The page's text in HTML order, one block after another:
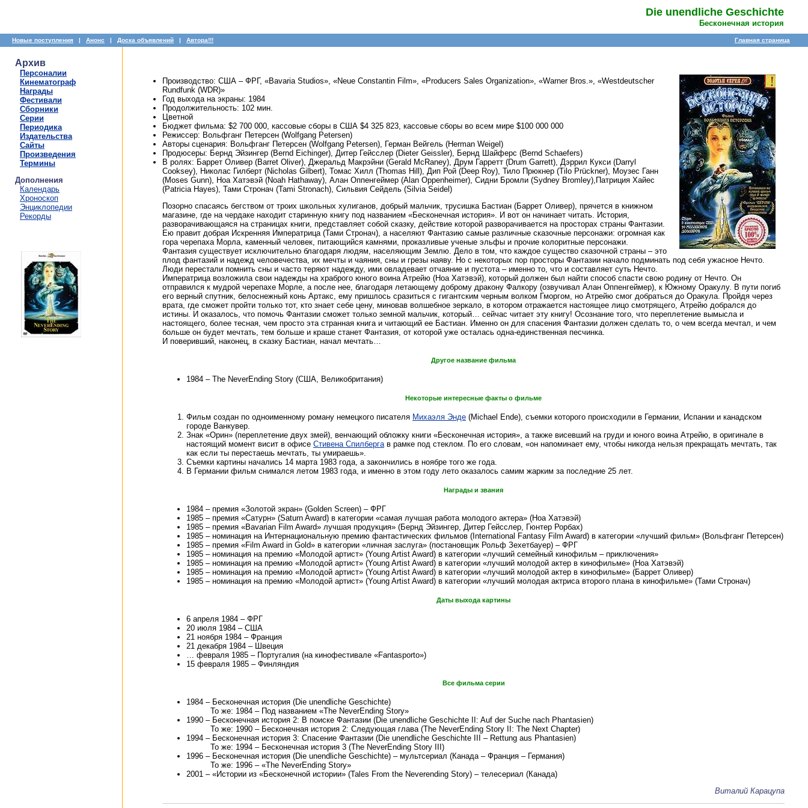
Die unendliche Geschichte
Бесконечная история
Новые поступления | Анонс | Доска объявлений | Автора!!! Главная страница
Архив
Персоналии
Кинематограф
Награды
Фестивали
Сборники
Серии
Периодика
Издательства
Сайты
Произведения
Термины
Дополнения
Календарь
Хроноскоп
Энциклопедии
Рекорды
Производство: США – ФРГ, «Bavaria Studios», «Neue Constantin Film», «Producers Sales Organization», «Warner Bros.», «Westdeutscher
Rundfunk (WDR)»
Год выхода на экраны: 1984
Продолжительность: 102 мин.
Цветной
Бюджет фильма: $2 700 000, кассовые сборы в США $4 325 823, кассовые сборы во всем мире $100 000 000
Режиссер: Вольфганг Петерсен (Wolfgang Petersen)
Авторы сценария: Вольфганг Петерсен (Wolfgang Petersen), Герман Вейгель (Herman Weigel)
Продюсеры: Бернд Эйзингер (Bernd Eichinger), Дитер Гейсслер (Dieter Geissler), Бернд Шайферс (Bernd Schaefers)
В ролях: Баррет Оливер (Barret Oliver), Джеральд Макрэйни (Gerald McRaney), Друм Гарретт (Drum Garrett), Дэррил Кукси (Darryl
Cooksey), Николас Гилберт (Nicholas Gilbert), Томас Хилл (Thomas Hill), Дип Рой (Deep Roy), Тило Прюкнер (Tilo Prückner), Моузес Ганн
(Moses Gunn), Ноа Хатэвэй (Noah Hathaway), Алан Оппенгеймер (Alan Oppenheimer), Сидни Бромли (Sydney Bromley),Патриция Хайес
(Patricia Hayes), Тами Стронач (Tami Stronach), Сильвия Сейдель (Silvia Seidel)
Позорно спасаясь бегством от троих школьных хулиганов, добрый мальчик, трусишка Бастиан (Баррет Оливер), прячется в книжном
магазине, где на чердаке находит старинную книгу под названием «Бесконечная история». И вот он начинает читать. История,
разворачивающаяся на страницах книги, представляет собой сказку, действие которой разворачивается на просторах страны Фантазии.
Ею правит добрая Искренняя Императрица (Тами Стронач), а населяют Фантазию самые различные сказочные персонажи: огромная как
гора черепаха Морла, каменный человек, питающийся камнями, проказливые ученые эльфы и прочие колоритные персонажи.
Фантазия существует исключительно благодаря людям, населяющим Землю. Дело в том, что каждое существо сказочной страны – это
плод фантазий и надежд человечества, их мечты и чаяния, сны и грезы наяву. Но с некоторых пор просторы Фантазии начало подминать под себя ужасное Нечто.
Люди перестали помнить сны и часто теряют надежду, ими овладевает отчаяние и пустота – именно то, что и составляет суть Нечто.
Императрица возложила свои надежды на храброго юного воина Атрейю (Ноа Хатэвэй), который должен был найти способ спасти свою родину от Нечто. Он
отправился к мудрой черепахе Морле, а после нее, благодаря летающему доброму дракону Фалкору (озвучивал Алан Оппенгеймер), к Южному Оракулу. В пути погиб
его верный спутник, белоснежный конь Артакс, ему пришлось сразиться с гигантским черным волком Гморгом, но Атрейю смог добраться до Оракула. Пройдя через
врата, где сможет пройти только тот, кто знает себе цену, миновав волшебное зеркало, в котором отражается настоящее лицо смотрящего, Атрейю добрался до
истины. И оказалось, что помочь Фантазии сможет только земной мальчик, который… сейчас читает эту книгу! Осознание того, что переплетение вымысла и
настоящего, более тесная, чем просто эта странная книга и читающий ее Бастиан. Именно он для спасения Фантазии должен сделать то, о чем всегда мечтал, и чем
больше он будет мечтать, тем больше и краше станет Фантазия, от которой уже осталась одна-единственная песчинка.
И поверивший, наконец, в сказку Бастиан, начал мечтать…
Другое название фильма
1984 – The NeverEnding Story (США, Великобритания)
Некоторые интересные факты о фильме
Фильм создан по одноименному роману немецкого писателя Михаэля Энде (Michael Ende), съемки которого происходили в Германии, Испании и канадском
городе Ванкувер.
Знак «Орин» (переплетение двух змей), венчающий обложку книги «Бесконечная история», а также висевший на груди и юного воина Атрейю, в оригинале в
настоящий момент висит в офисе Стивена Спилбергав рамке под стеклом. По его словам, «он напоминает ему, чтобы никогда нельзя прекращать мечтать, так
как если ты перестаешь мечтать, ты умираешь».
Съемки картины начались 14 марта 1983 года, а закончились в ноябре того же года.
В Германии фильм снимался летом 1983 года, и именно в этом году лето оказалось самим жарким за последние 25 лет.
Награды и звания
1984 – премия «Золотой экран» (Golden Screen) – ФРГ
1985 – премия «Сатурн» (Saturn Award) в категории «самая лучшая работа молодого актера» (Ноа Хатэвэй)
1985 – премия «Bavarian Film Award» лучшая продукция» (Бернд Эйзингер, Дитер Гейсслер, Гюнтер Рорбах)
1985 – номинация на Интернациональную премию фантастических фильмов (International Fantasy Film Award) в категории «лучший фильм» (Вольфганг Петерсен)
1985 – премия «Film Award in Gold» в категории «личная заслуга» (постановщик Рольф Зехетбауер) – ФРГ
1985 – номинация на премию «Молодой артист» (Young Artist Award) в категории «лучший семейный кинофильм – приключения»
1985 – номинация на премию «Молодой артист» (Young Artist Award) в категории «лучший молодой актер в кинофильме» (Ноа Хатэвэй)
1985 – номинация на премию «Молодой артист» (Young Artist Award) в категории «лучший молодой актер в кинофильме» (Баррет Оливер)
1985 – номинация на премию «Молодой артист» (Young Artist Award) в категории «лучший молодая актриса второго плана в кинофильме» (Тами Стронач)
Даты выхода картины
6 апреля 1984 – ФРГ
20 июля 1984 – США
21 ноября 1984 – Франция
21 декабря 1984 – Швеция
… февраля 1985 – Португалия (на кинофестивале «Fantasporto»)
15 февраля 1985 – Финляндия
Все фильма серии
1984 – Бесконечная история (Die unendliche Geschichte)
То же: 1984 – Под названием «The NeverEnding Story»
1990 – Бесконечная история 2: В поиске Фантазии (Die unendliche Geschichte II: Auf der Suche nach Phantasien)
То же: 1990 – Бесконечная история 2: Следующая глава (The NeverEnding Story II: The Next Chapter)
1994 – Бесконечная история 3: Спасение Фантазии (Die unendliche Geschichte III – Rettung aus Phantasien)
То же: 1994 – Бесконечная история 3 (The NeverEnding Story III)
1996 – Бесконечная история (Die unendliche Geschichte) – мультсериал (Канада – Франция – Германия)
То же: 1996 – «The NeverEnding Story»
2001 – «Истории из «Бесконечной истории» (Tales From the Neverending Story) – телесериал (Канада)
Виталий Карацупа